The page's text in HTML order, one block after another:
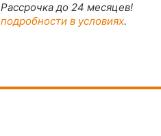
Рассрочка до 24 месяцев!
подробности в условиях.